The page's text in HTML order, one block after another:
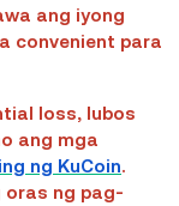
ang iyong
convenient para
loss, lubos
ang mga
ng KuCoin.
oras ng pag-